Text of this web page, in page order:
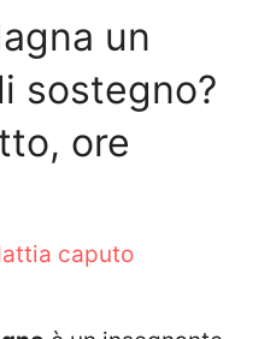
un
sostegno?
ore
caputo